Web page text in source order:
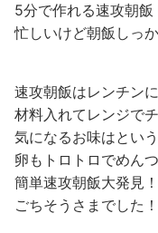
5分で作れる速攻朝飯
忙しいけど朝飯しっ
速攻朝飯はレンチンに
材料入れてレンジで
気になるお味はという
卵もトロトロでめん
簡単速攻朝飯大発見！
ごちそうさまでした！